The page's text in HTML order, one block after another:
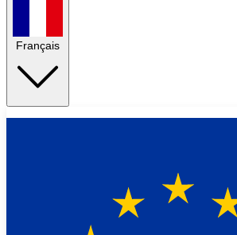
Français